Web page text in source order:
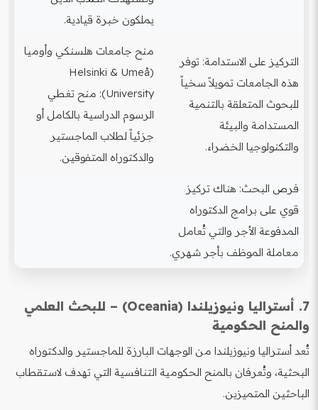
يملكون خبرة قيادية.
التركيز على الاستدامة: توفر
هذه الجامعات تمويلاً سخياً
للبحوث المتعلقة بالتنمية
المستدامة والبيئة
والتكنولوجيا الخضراء.
منح جامعات هلسنكي وأوميا
(Helsinki & Umeå
University): منح تغطي
الرسوم الدراسية بالكامل أو
جزئياً لطلاب الماجستير
والدكتوراه المتفوقين.
فرص البحث: هناك تركيز
قوي على برامج الدكتوراه
المدفوعة الأجر والتي تُعامل
معاملة الموظف بأجر شهري.
7. أستراليا ونيوزيلندا (Oceania) – للبحث العلمي
والمنح الحكومية
تُعد أستراليا ونيوزيلندا من الوجهات البارزة للماجستير والدكتوراه
البحثية، وتُعرفان بالمنح الحكومية التنافسية التي تهدف لاستقطاب
الباحثين المتميزين.